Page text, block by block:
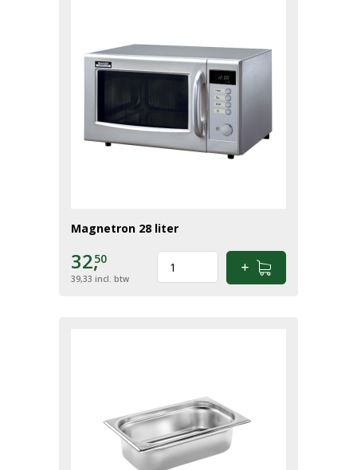
Magnetron 28 liter
32,50
39,33 incl. btw